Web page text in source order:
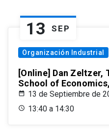
13 SEP
Organización Industrial
[Online] Dan Zeltzer,
School of
13 de Septiembre de
13:40 a 14:30